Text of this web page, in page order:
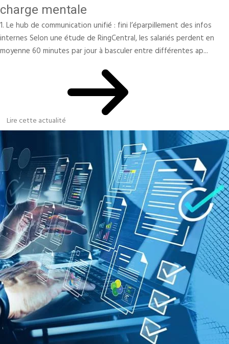
charge mentale
1. Le hub de communication unifié : fini l’éparpillement des infos
internes Selon une étude de RingCentral, les salariés perdent en
moyenne 60 minutes par jour à basculer entre différentes ap...
Lire cette actualité